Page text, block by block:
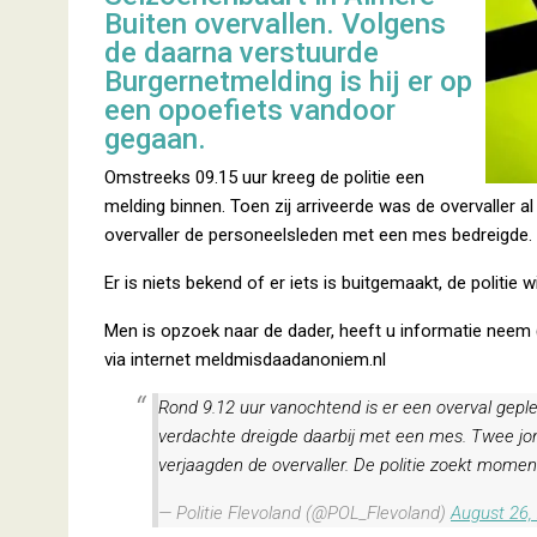
Buiten overvallen. Volgens
de daarna verstuurde
Burgernetmelding is hij er op
een opoefiets vandoor
gegaan.
Omstreeks 09.15 uur kreeg de politie een
melding binnen. Toen zij arriveerde was de overvaller
overvaller de personeelsleden met een mes bedreigde.
Er is niets bekend of er iets is buitgemaakt, de politie
Men is opzoek naar de dader, heeft u informatie
via internet meldmisdaadanoniem.nl
Rond 9.12 uur vanochtend is er een overval
verdachte dreigde daarbij met een mes. Twee
verjaagden de overvaller. De politie zoekt
— Politie Flevoland (@POL_Flevoland)August 26,